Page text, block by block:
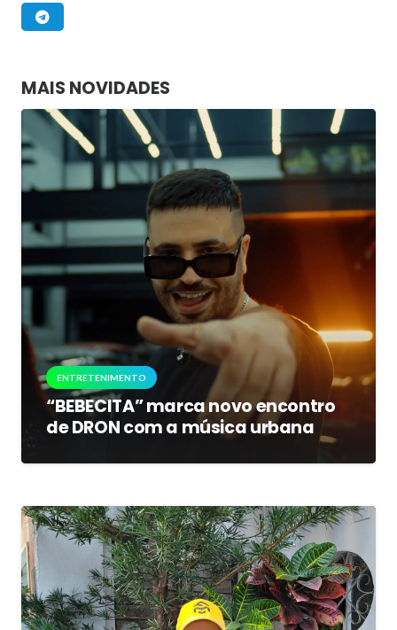
MAIS NOVIDADES
ENTRETENIMENTO
“BEBECITA” marca novo encontro
de DRON com a música urbana